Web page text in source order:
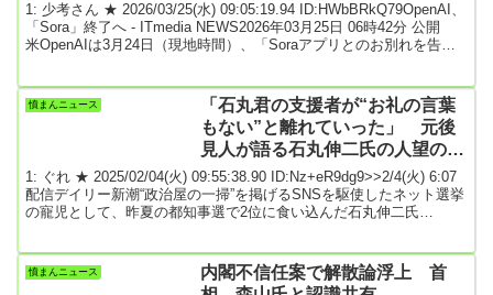
1: 少考さん ★ 2026/03/25(水) 09:05:19.94 ID:HWbBRkQ79OpenAI、
「Sora」終了へ - ITmedia NEWS2026年03月25日 06時42分 公開
米OpenAIは3月24日（現地時間）、「Soraアプリとのお別れを告げ
sora@soraofficialappWe’re saying goodbye to the Sora ...
憤まんニュース
「石丸君の支援者が“お礼の言葉
もない”と離れていった」 元後
見人が語る石丸伸二氏の人望のな
さ 「大物たちも次々手を引いて
いる」
1: ぐれ ★ 2025/02/04(火) 09:55:38.90 ID:Nz+eR9dg9>>2/4(火) 6:07
配信デイリー新潮“政治屋の一掃”を掲げるSNSを駆使したネット選挙
の寵児として、昨夏の都知事選で2位に食い込んだ石丸伸二氏
が今では距離を置き、厳しい意見を呈するのだ。***石丸氏は昨年6月
まで広島県安芸高田市の市長を4年務め、在任中にはネット界隈で“広
憤まんニュース
内閣不信任案で解散論浮上 首